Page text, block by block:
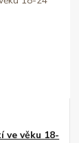
ve věku 18-